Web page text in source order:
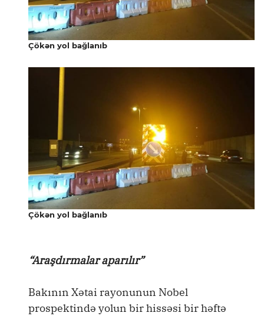
Çökən yol bağlanıb
Çökən yol bağlanıb
“Araşdırmalar aparılır”
Bakının Xətai rayonunun Nobel
prospektində yolun bir hissəsi bir həftə